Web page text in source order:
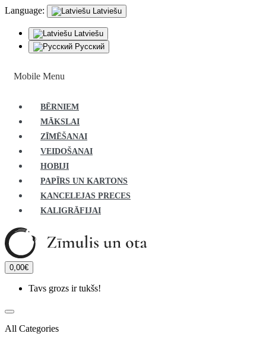
Language: Latviešu
Latviešu
Русский
Mobile Menu
BĒRNIEM
MĀKSLAI
ZĪMĒŠANAI
VEIDOŠANAI
HOBIJI
PAPĪRS UN KARTONS
KANCELEJAS PRECES
KALIGRĀFIJAI
0,00€
Tavs grozs ir tukšs!
All Categories